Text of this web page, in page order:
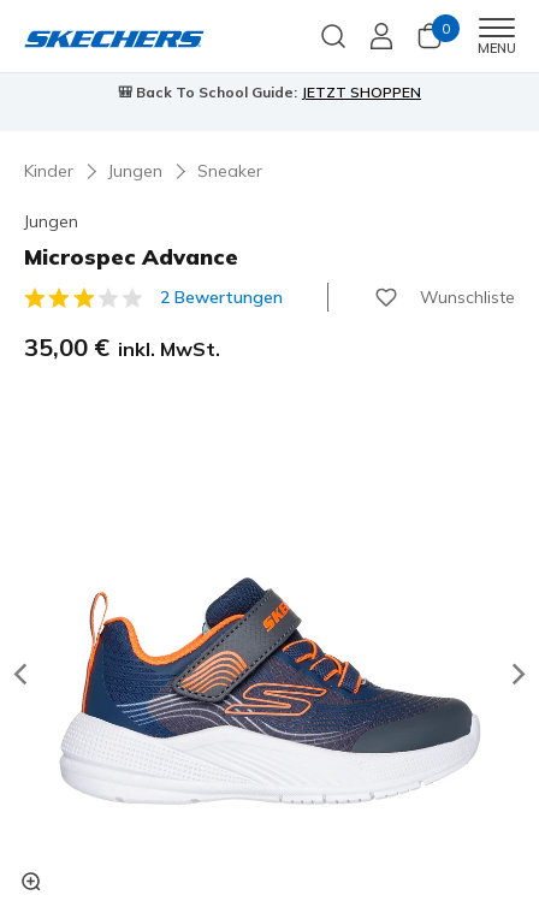
0
MENU
🎒 Back To School Guide: JETZT SHOPPEN
Kinder Jungen Sneaker
Jungen
Microspec Advance
3,1 von 5 Kundenbewertungen
2 Bewertungen Wunschliste
35,00 € inkl. MwSt.